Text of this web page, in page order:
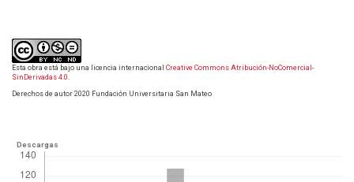
Esta obra está bajo una licencia internacional Creative Commons Atribución-NoComercial-
SinDerivadas 4.0.
Derechos de autor 2020 Fundación Universitaria San Mateo
Descargas